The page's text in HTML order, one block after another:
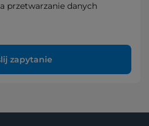
przetwarzanie danych
zapytanie